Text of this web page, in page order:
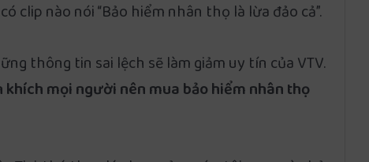
clip nào nói “Bảo hiểm nhân thọ là lừa đảo cả”.
thông tin sai lệch sẽ làm giảm uy tín của VTV.
khích mọi người nên mua bảo hiểm nhân thọ